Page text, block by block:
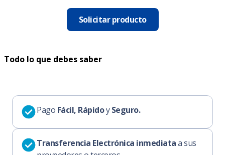
Solicitar producto
Todo lo que debes saber
Pago Fácil, RápidoySeguro.
Transferencia Electrónica inmediataa sus